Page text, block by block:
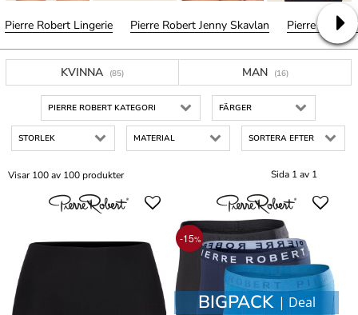
Pierre Robert Lingerie Pierre Robert Jenny Skavlan Pierre Robert
KVINNA (85) MAN (16)
PIERRE ROBERT KATEGORI FÄRGER
STORLEK MATERIAL SORTERA EFTER
Sida 1 av 1
Visar 100 av 100 produkter
-15%
BIGPACK | Deal